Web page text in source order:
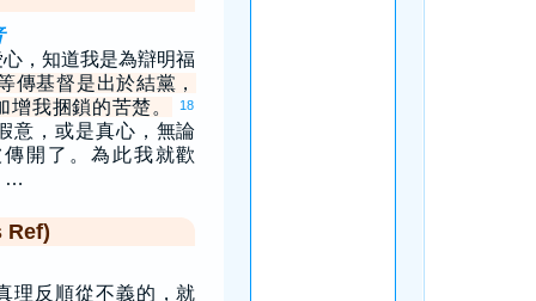
，知道我是為辯明福
傳基督是出於結黨，
增我捆鎖的苦楚。
18
意，或是真心，無論
開了。為此我就歡
…
Ref)
理反順從不義的，就